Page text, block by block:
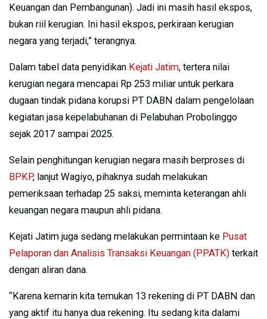
Keuangan dan Pembangunan). Jadi ini masih hasil ekspos,
bukan riil kerugian. Ini hasil ekspos, perkiraan kerugian
negara yang terjadi,” terangnya.
Dalam tabel data penyidikan Kejati Jatim, tertera nilai
kerugian negara mencapai Rp 253 miliar untuk perkara
dugaan tindak pidana korupsi PT DABN dalam pengelolaan
kegiatan jasa kepelabuhanan di Pelabuhan Probolinggo
sejak 2017 sampai 2025.
Selain penghitungan kerugian negara masih berproses di
BPKP, lanjut Wagiyo, pihaknya sudah melakukan
pemeriksaan terhadap 25 saksi, meminta keterangan ahli
keuangan negara maupun ahli pidana.
Kejati Jatim juga sedang melakukan permintaan ke Pusat
Pelaporan dan Analisis Transaksi Keuangan (PPATK) terkait
dengan aliran dana.
“Karena kemarin kita temukan 13 rekening di PT DABN dan
yang aktif itu hanya dua rekening. Itu sedang kita dalami